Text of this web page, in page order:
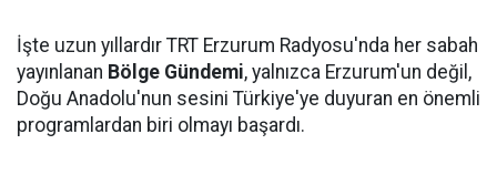
İşte uzun yıllardır TRT Erzurum Radyosu'nda her sabah
yayınlanan Bölge Gündemi, yalnızca Erzurum'un değil,
Doğu Anadolu'nun sesini Türkiye'ye duyuran en önemli
programlardan biri olmayı başardı.